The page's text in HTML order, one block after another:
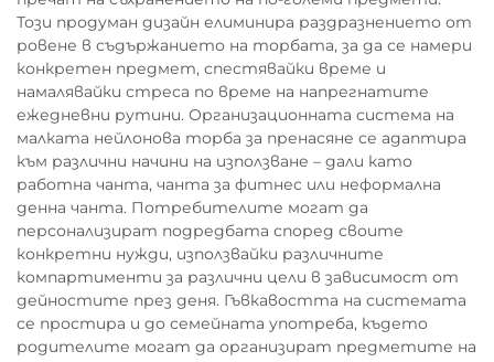
Този продуман дизайн елиминира раздразнението от
ровене в съдържанието на торбата, за да се намери
конкретен предмет, спестявайки време и
намалявайки стреса по време на напрегнатите
ежедневни рутини. Организационната система на
малката нейлонова торба за пренасяне се адаптира
към различни начини на използване – дали като
работна чанта, чанта за фитнес или неформална
денна чанта. Потребителите могат да
персонализират подредбата според своите
конкретни нужди, използвайки различните
компартименти за различни цели в зависимост от
дейностите през деня. Гъвкавостта на системата
се простира и до семейната употреба, където
родителите могат да организират предметите на